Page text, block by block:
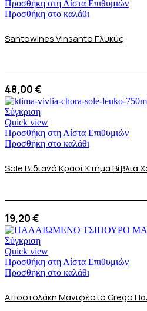
Προσθήκη στη Λίστα Επιθυμιών
Προσθήκη στο καλάθι
Santowines Vinsanto Γλυκύς
48,00€
Σύγκριση
Quick view
Προσθήκη στη Λίστα Επιθυμιών
Προσθήκη στο καλάθι
Sole Βιδιανό Κρασί Κτήμα Βίβλια
19,20€
Σύγκριση
Quick view
Προσθήκη στη Λίστα Επιθυμιών
Προσθήκη στο καλάθι
Αποστολάκη Μανιφέστο Grego